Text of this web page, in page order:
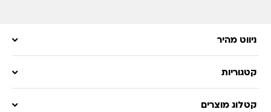
ניווט מהיר
קטגוריות
קטלוג מוצרים